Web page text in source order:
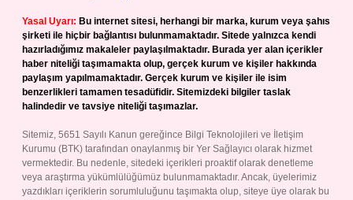
Yasal Uyarı: Bu internet sitesi, herhangi bir marka, kurum veya şahıs
şirketi ile hiçbir bağlantısı bulunmamaktadır. Sitede yalnızca kendi
hazırladığımız makaleler paylaşılmaktadır. Burada yer alan içerikler
haber niteliği taşımamakta olup, gerçek kurum ve kişiler hakkında
paylaşım yapılmamaktadır. Gerçek kurum ve kişiler ile isim
benzerlikleri tamamen tesadüfidir. Sitemizdeki bilgiler taslak
halindedir ve tavsiye niteliği taşımazlar.
Sitemiz, 5651 Sayılı Kanun gereğince Bilgi Teknolojileri ve İletişim
Kurumu (BTK) tarafından onaylanmış bir Yer Sağlayıcı olarak hizmet
vermektedir. Bu nedenle, sitedeki içerikleri proaktif olarak denetleme
veya araştırma yükümlülüğümüz bulunmamaktadır. Ancak, üyelerimiz
yazdıkları içeriklerin sorumluluğunu taşımakta olup, siteye üye olarak bu